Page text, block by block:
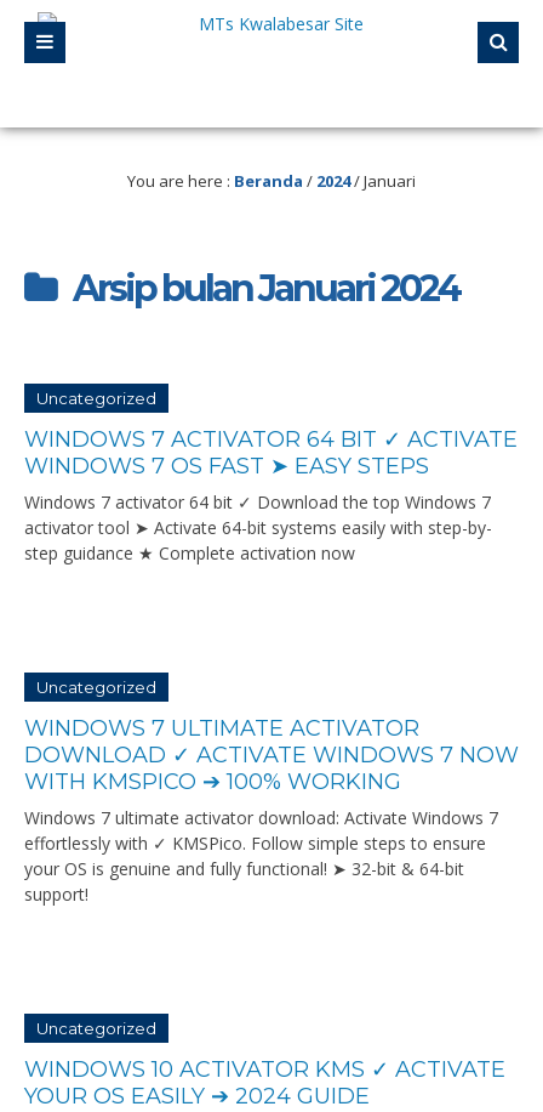
MTs Kwalabesar untuk menuju Madrasah Hebat Bermartabat Madarasah
You are here : Beranda / 2024/Januari
Arsip bulan Januari 2024
Uncategorized
WINDOWS 7 ACTIVATOR 64 BIT ✓ ACTIVATE
WINDOWS 7 OS FAST ➤ EASY STEPS
Windows 7 activator 64 bit ✓ Download the top Windows 7
activator tool ➤ Activate 64-bit systems easily with step-by-
step guidance ★ Complete activation now
Uncategorized
WINDOWS 7 ULTIMATE ACTIVATOR
DOWNLOAD ✓ ACTIVATE WINDOWS 7 NOW
WITH KMSPICO ➔ 100% WORKING
Windows 7 ultimate activator download: Activate Windows 7
effortlessly with ✓ KMSPico. Follow simple steps to ensure
your OS is genuine and fully functional! ➤ 32-bit & 64-bit
support!
Uncategorized
WINDOWS 10 ACTIVATOR KMS ✓ ACTIVATE
YOUR OS EASILY ➔ 2024 GUIDE